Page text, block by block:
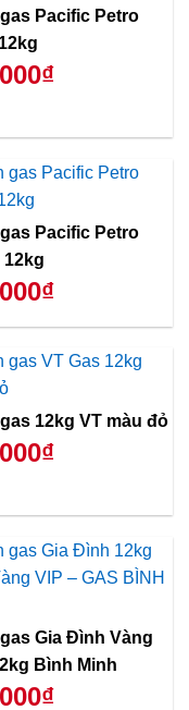
Pacific Petro
Pacific Petro
12kg
12kg VT màu đỏ
Gia Đình Vàng
Bình Minh